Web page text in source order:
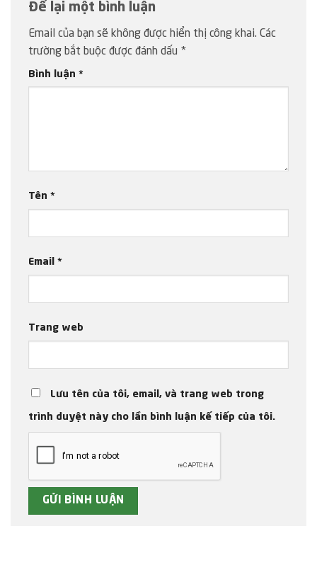
Để lại một bình luận
Email của bạn sẽ không được hiển thị công khai. Các
trường bắt buộc được đánh dấu *
Bình luận *
Tên *
Email *
Trang web
Lưu tên của tôi, email, và trang web trong
trình duyệt này cho lần bình luận kế tiếp của tôi.